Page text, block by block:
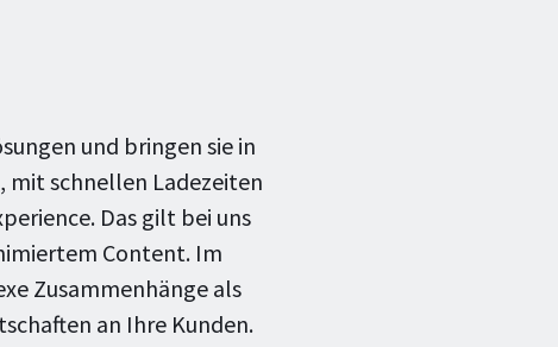
und bringen sie in
mit schnellen Ladezeiten
Das gilt bei uns
Content. Im
Zusammenhänge als
an Ihre Kunden.